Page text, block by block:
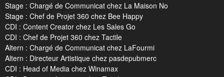
Stage : Chargé de Communicat chez La Maison No
Stage : Chef de Projet 360 chez Bee Happy
CDI : Content Creator chez Les Sales Go
CDI : Chef de Projet 360 chez Tactile
Altern : Chargé de Communicat chez LaFourmi
Altern : Directeur Artistique chez pasdepubmerc
CDI : Head of Media chez Winamax